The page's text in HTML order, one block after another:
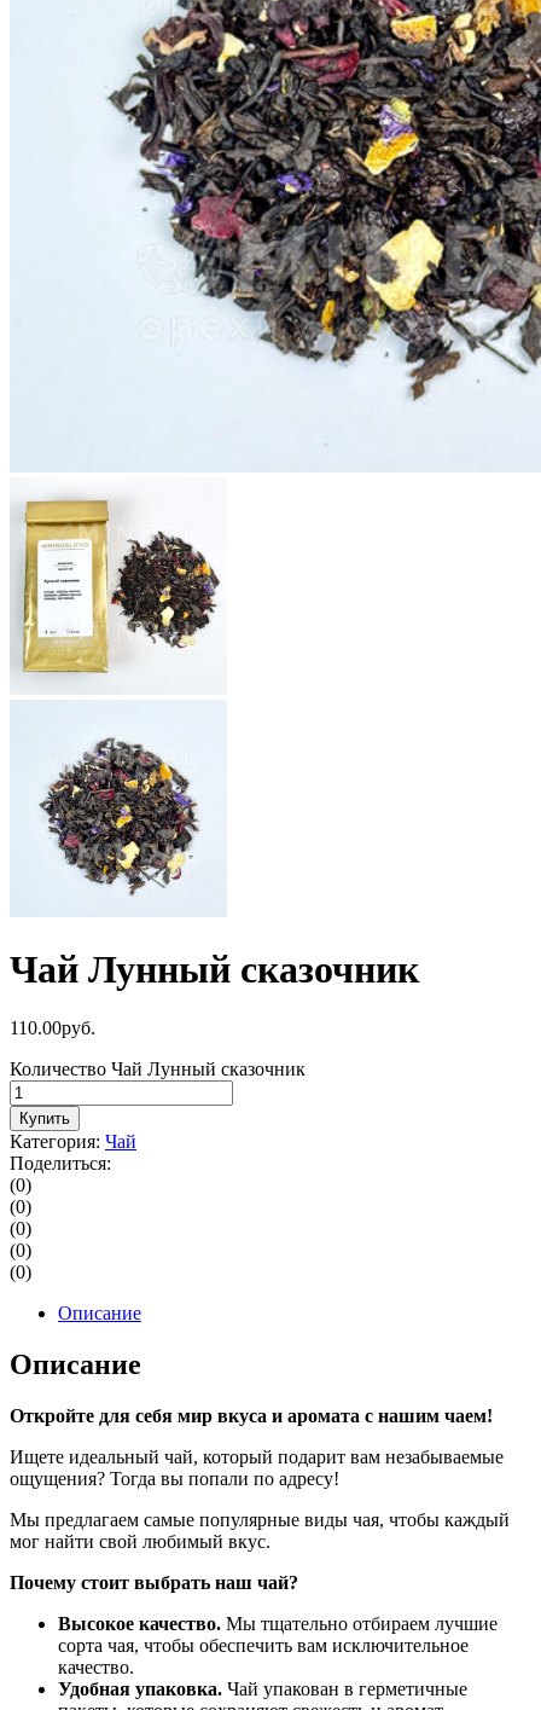
Чай Лунный сказочник
110.00руб.
Количество Чай Лунный сказочник
Купить
Категория: Чай
Поделиться:
(0)
(0)
(0)
(0)
(0)
Описание
Описание
Откройте для себя мир вкуса и аромата с нашим чаем!
Ищете идеальный чай, который подарит вам незабываемые
ощущения? Тогда вы попали по адресу!
Мы предлагаем самые популярные виды чая, чтобы каждый
мог найти свой любимый вкус.
Почему стоит выбрать наш чай?
Высокое качество. Мы тщательно отбираем лучшие
сорта чая, чтобы обеспечить вам исключительное
качество.
Удобная упаковка. Чай упакован в герметичные